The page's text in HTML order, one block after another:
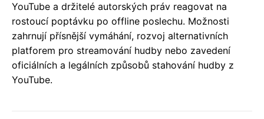
YouTube a držitelé autorských práv reagovat na
rostoucí poptávku po offline poslechu. Možnosti
zahrnují přísnější vymáhání, rozvoj alternativních
platforem pro streamování hudby nebo zavedení
oficiálních a legálních způsobů stahování hudby z
YouTube.